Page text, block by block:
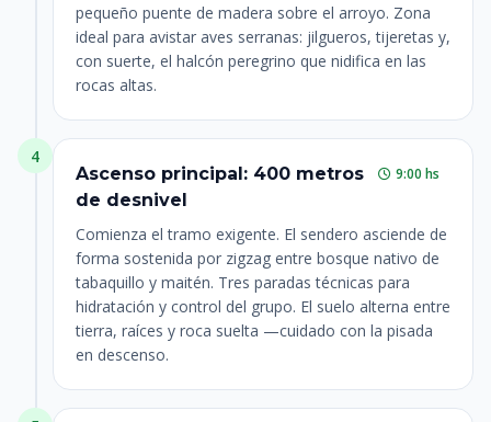
pequeño puente de madera sobre el arroyo. Zona
ideal para avistar aves serranas: jilgueros, tijeretas y,
con suerte, el halcón peregrino que nidifica en las
rocas altas.
4
Ascenso principal: 400 metros
de desnivel
9:00 hs
Comienza el tramo exigente. El sendero asciende de
forma sostenida por zigzag entre bosque nativo de
tabaquillo y maitén. Tres paradas técnicas para
hidratación y control del grupo. El suelo alterna entre
tierra, raíces y roca suelta —cuidado con la pisada
en descenso.